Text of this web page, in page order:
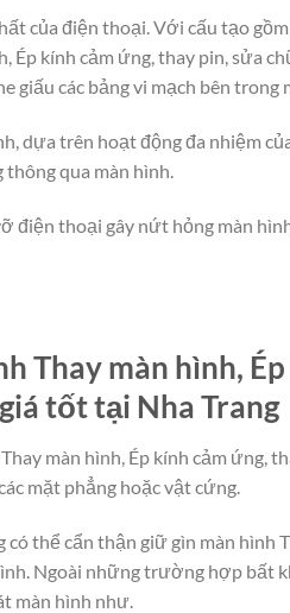
của điện thoại. Với cấu tạo
Ép kính cảm ứng, thay pin, sửa
giấu các bảng vi mạch bên
dựa trên hoạt động đa nhiệm
qua màn hình.
thoại gây nứt hỏng màn
Thay màn hình,
tốt tại Nha Trang
màn hình, Ép kính cảm ứng,
mặt phẳng hoặc vật cứng.
thể cẩn thận giữ gìn màn hình
Ngoài những trường hợp
màn hình như.